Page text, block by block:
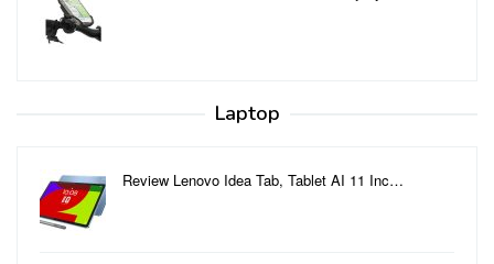
Laptop
Review Lenovo Idea Tab, Tablet AI 11 Inc…